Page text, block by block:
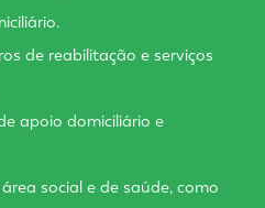
de reabilitação e serviços
apoio domiciliário e
social e de saúde, como